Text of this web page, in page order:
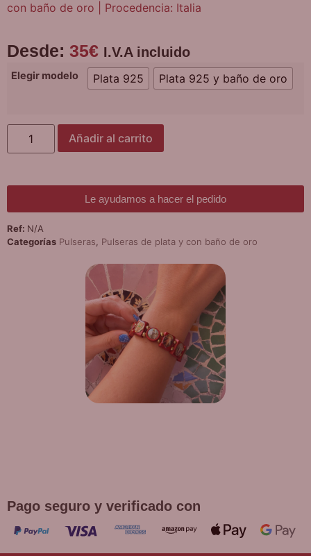
con baño de oro | Procedencia: Italia
Desde: 35€ I.V.A incluido
Elegir modelo Plata 925 Plata 925 y baño de oro
Añadir al carrito
Le ayudamos a hacer el pedido
Ref: N/A
Categorías Pulseras Pulseras de plata y con baño de oro
Pago seguro y verificado con